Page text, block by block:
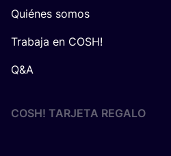
Quiénes somos
Trabaja en COSH!
Q&A
COSH! TARJETA REGALO